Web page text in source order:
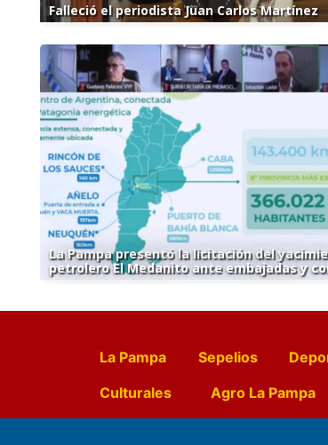
Falleció el periodista Juan Carlos Martínez
La Pampa presentó la licitación del
petrolero El Medanito ante embajadas y
La Pampa Sepelios
Culturales
Agro La Pampa